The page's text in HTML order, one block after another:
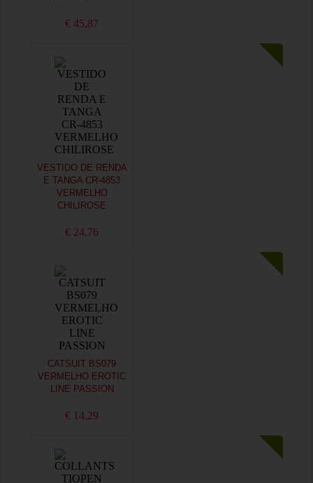
€ 45,87
VESTIDO DE RENDA
E TANGA CR-4853
VERMELHO
CHILIROSE
€ 24,76
CATSUIT BS079
VERMELHO EROTIC
LINE PASSION
€ 14,29